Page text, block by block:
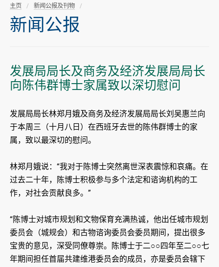
主页 新闻公报及刊物
新闻公报
发展局局长及商务及经济发展局局长
向陈伟群博士家属致以深切慰问
发展局局长林郑月娥及商务及经济发展局局长刘吴惠兰向
于本周三（十月八日）在西班牙去世的陈伟群博士的家
属，致以最深切的慰问。
林郑月娥说：“我对于陈博士突然离世深表震惊和哀痛。在
过去二十年，陈博士积极参与多个法定和谘询机构的工
作，对社会贡献良多。”
“陈博士对城市规划和文物保育充满热诚，他出任城市规划
委员会（城规会）和古物谘询委员会委员期间，提出很多
宝贵的意见，深受同僚尊崇。陈博士于二○○四年至二○○七
年期间担任首届共建维港委员会的成员，亦是委员会辖下